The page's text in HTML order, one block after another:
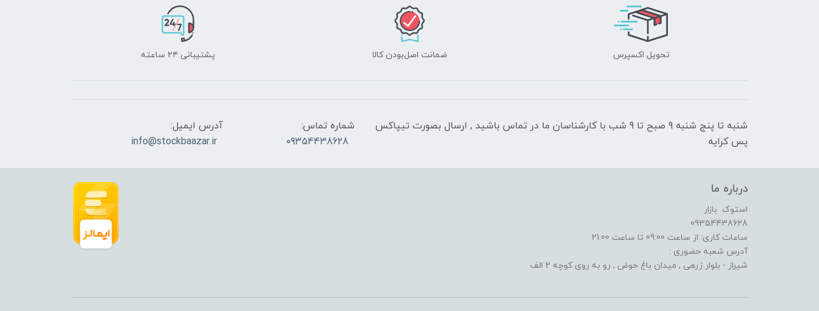
تحویل اکسپرس ضمانت اصل‌بودن کالا پشتیبانی ۲۴ ساعته
شنبه تا پنج شنبه 9 صبح تا 9 شب با کارشناسان ما در تماس باشید , ارسال بصورت تیپاکس
پس کرایه
شماره تماس:
09354438628
آدرس ایمیل:
info@stockbaazar.ir
درباره ما
استوک بازار
09354438628
ساعات کاری: از ساعت 09:00 تا ساعت 21:00
آدرس شعبه حضوری :
شیراز - بلوار زرهی , میدان باغ حوض , رو به روی کوچه 2 الف